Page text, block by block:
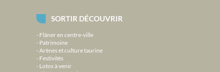
SORTIR DÉCOUVRIR
Flâner en centre-ville
Patrimoine
Arènes et culture taurine
Festivités
Lotos à venir